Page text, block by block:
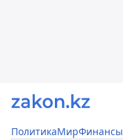
ПолитикаМирФинансы